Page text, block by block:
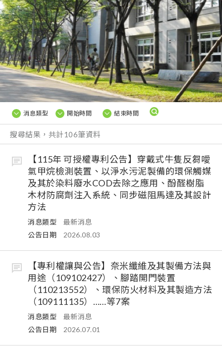
消息類型 開始時間 結束時間
搜尋結果，共計106筆資料
【115年 可授權專利公告】穿戴式牛隻反芻噯
氣甲烷檢測裝置、以淨水污泥製備的環保觸媒
及其於染料廢水COD去除之應用、酚醛樹脂
木材防腐劑注入系統、同步磁阻馬達及其設計
方法
消息類型
最新消息
公告日期
2026.08.03
【專利權讓與公告】奈米纖維及其製備方法與
用途（109102427）、腳踏開門裝置
（110213552）、環保防火材料及其製造方法
（109111135）……等7案
消息類型
最新消息
公告日期
2026.07.01